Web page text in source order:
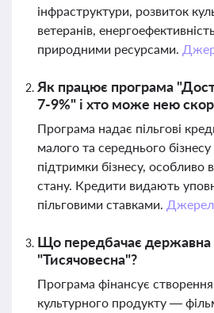
інфраструктури, розвиток
ветеранів,
природними ресурсами.
Як працює програма
7-9%" і хто може нею
Програма надає пільгові
малого та середнього
підтримки бізнесу, особливо
стану. Кредити видають
пільговими ставками.
Що передбачає державна
"Тисячовесна"?
Програма фінансує створення
культурного продукту —